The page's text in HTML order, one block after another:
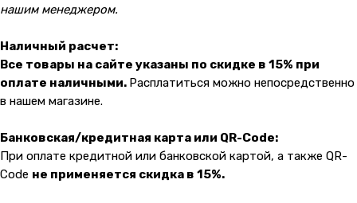
нашим менеджером.
Наличный расчет:
Все товары на сайте указаны по скидке в 15% при
оплате наличными. Расплатиться можно непосредственно
в нашем магазине.
Банковская/кредитная карта или QR-Code:
При оплате кредитной или банковской картой, а также QR-
Code не применяется скидка в 15%.
Адрес магазина:
Карла Маркса 25, 1 этаж
malikpochinit@mail.ru
Сб-Вс: 10:00 — 20:00
vk
Навигация